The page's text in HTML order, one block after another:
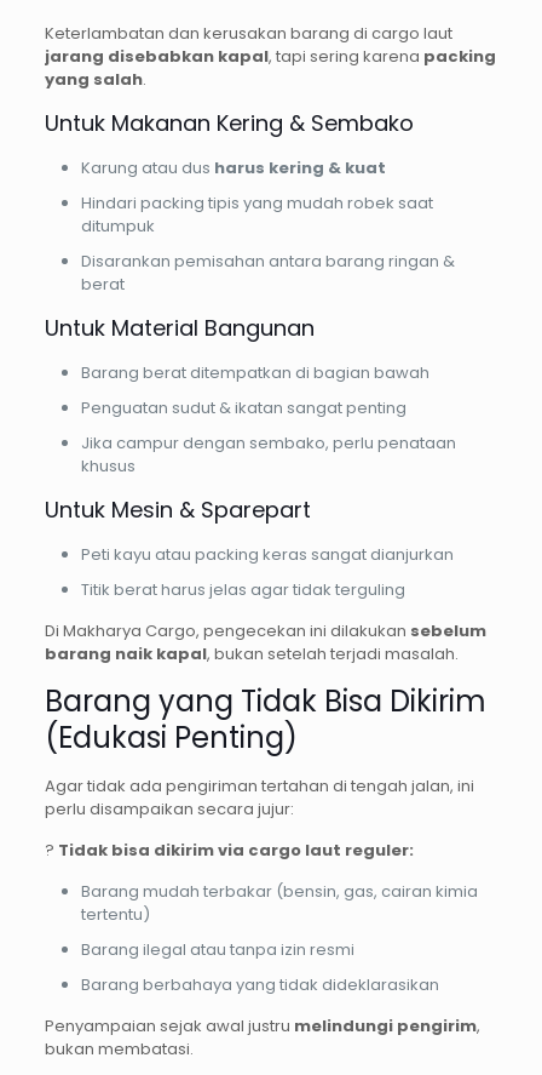
Keterlambatan dan kerusakan barang di cargo laut
jarang disebabkan kapal, tapi sering karena packing
yang salah.
Untuk Makanan Kering & Sembako
Karung atau dus harus kering & kuat
Hindari packing tipis yang mudah robek saat
ditumpuk
Disarankan pemisahan antara barang ringan &
berat
Untuk Material Bangunan
Barang berat ditempatkan di bagian bawah
Penguatan sudut & ikatan sangat penting
Jika campur dengan sembako, perlu penataan
khusus
Untuk Mesin & Sparepart
Peti kayu atau packing keras sangat dianjurkan
Titik berat harus jelas agar tidak terguling
Di Makharya Cargo, pengecekan ini dilakukan sebelum
barang naik kapal, bukan setelah terjadi masalah.
Barang yang Tidak Bisa Dikirim
(Edukasi Penting)
Agar tidak ada pengiriman tertahan di tengah jalan, ini
perlu disampaikan secara jujur:
? Tidak bisa dikirim via cargo laut reguler:
Barang mudah terbakar (bensin, gas, cairan kimia
tertentu)
Barang ilegal atau tanpa izin resmi
Barang berbahaya yang tidak dideklarasikan
Penyampaian sejak awal justru melindungi pengirim,
bukan membatasi.